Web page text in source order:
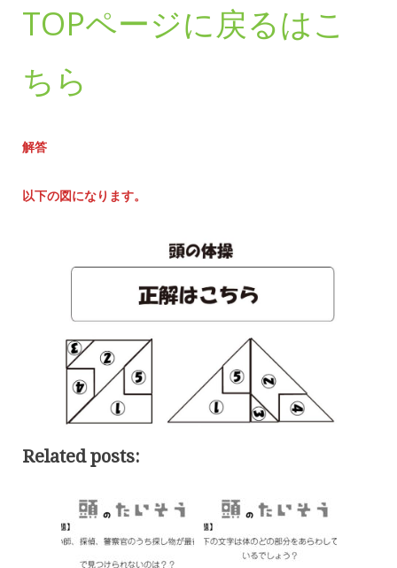
TOPページに戻るはこ
ちら
解答
以下の図になります。
Related posts: